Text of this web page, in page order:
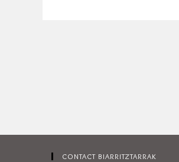
CONTACT BIARRITZTARRAK